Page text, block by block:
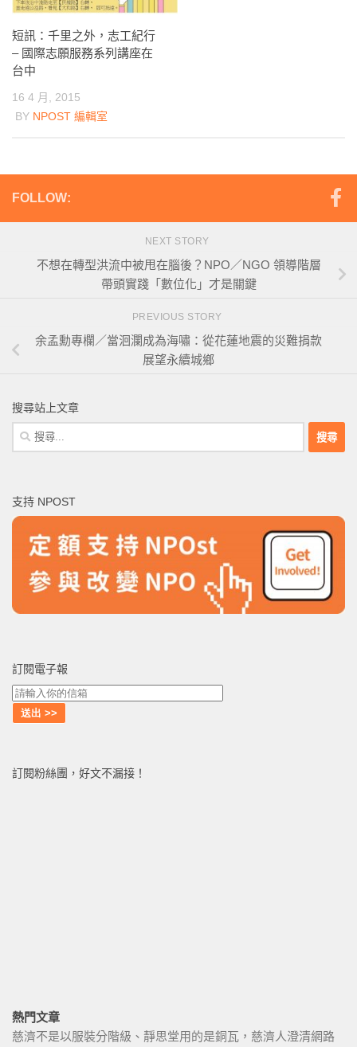
短訊：千里之外，志工紀行
– 國際志願服務系列講座在
台中
16 4 月, 2015
BY NPOST 編輯室
FOLLOW:
NEXT STORY
不想在轉型洪流中被甩在腦後？NPO／NGO 領導階層
帶頭實踐「數位化」才是關鍵
PREVIOUS STORY
余孟勳專欄／當洄瀾成為海嘯：從花蓮地震的災難捐款
展望永續城鄉
搜尋站上文章
搜
尋
字:
支持 NPOST
訂閱電子報
訂閱粉絲團，好文不漏接！
熱門文章
慈濟不是以服裝分階級、靜思堂用的是銅瓦，慈濟人澄清網路